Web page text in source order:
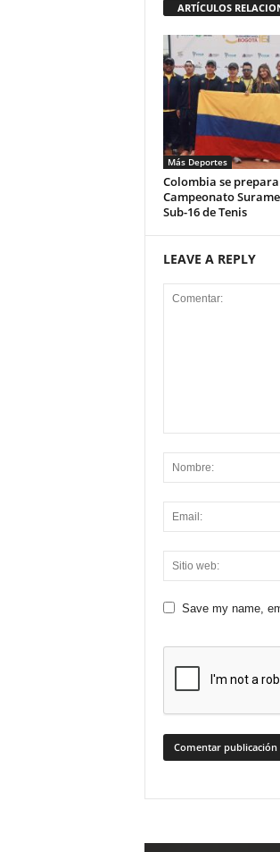
ARTÍCULOS
Más Deportes
Colombia se
Campeonato
Sub-16 de Tenis
LEAVE A REPLY
Save my name,